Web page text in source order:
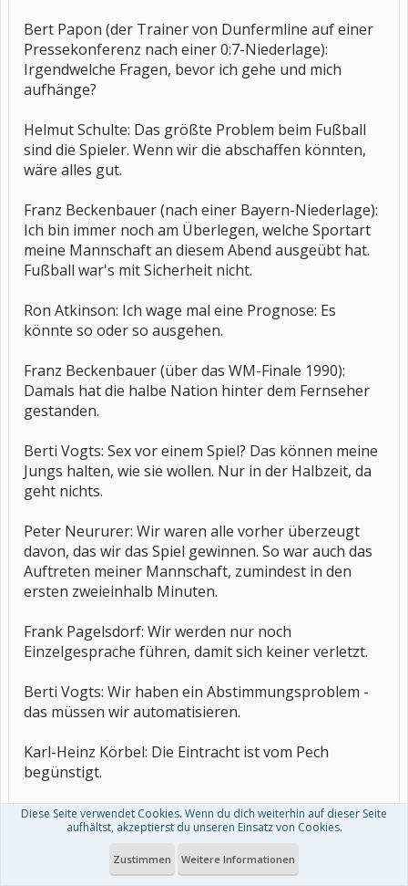
Bert Papon (der Trainer von Dunfermline auf einer
Pressekonferenz nach einer 0:7-Niederlage):
Irgendwelche Fragen, bevor ich gehe und mich
aufhänge?
Helmut Schulte: Das größte Problem beim Fußball
sind die Spieler. Wenn wir die abschaffen könnten,
wäre alles gut.
Franz Beckenbauer (nach einer Bayern-Niederlage):
Ich bin immer noch am Überlegen, welche Sportart
meine Mannschaft an diesem Abend ausgeübt hat.
Fußball war's mit Sicherheit nicht.
Ron Atkinson: Ich wage mal eine Prognose: Es
könnte so oder so ausgehen.
Franz Beckenbauer (über das WM-Finale 1990):
Damals hat die halbe Nation hinter dem Fernseher
gestanden.
Berti Vogts: Sex vor einem Spiel? Das können meine
Jungs halten, wie sie wollen. Nur in der Halbzeit, da
geht nichts.
Peter Neururer: Wir waren alle vorher überzeugt
davon, das wir das Spiel gewinnen. So war auch das
Auftreten meiner Mannschaft, zumindest in den
ersten zweieinhalb Minuten.
Frank Pagelsdorf: Wir werden nur noch
Einzelgesprache führen, damit sich keiner verletzt.
Berti Vogts: Wir haben ein Abstimmungsproblem -
das müssen wir automatisieren.
Karl-Heinz Körbel: Die Eintracht ist vom Pech
begünstigt.
Manfred Krafft: Meine Mannschaft ist 15- oder 16-
mal ins Abseits gerannt. Das haben wir auch die
ganze Woche geübt.
Diese Seite verwendet Cookies. Wenn du dich weiterhin auf dieser Seite
aufhältst, akzeptierst du unseren Einsatz von Cookies.
Zustimmen Weitere Informationen